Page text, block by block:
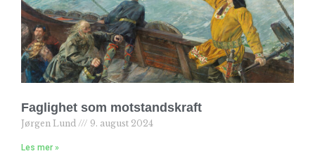
Faglighet som motstandskraft
Jørgen Lund 9. august 2024
Les mer »